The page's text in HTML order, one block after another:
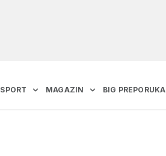
SPORT MAGAZIN BIG PREPORUKA